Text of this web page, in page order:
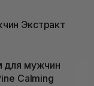
Экстракт
для мужчин
Calming